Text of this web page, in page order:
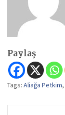
Paylaş
Tags: Aliağa Petkim,